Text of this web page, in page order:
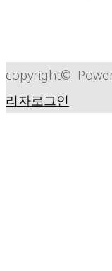
copyright©.
리자로그인